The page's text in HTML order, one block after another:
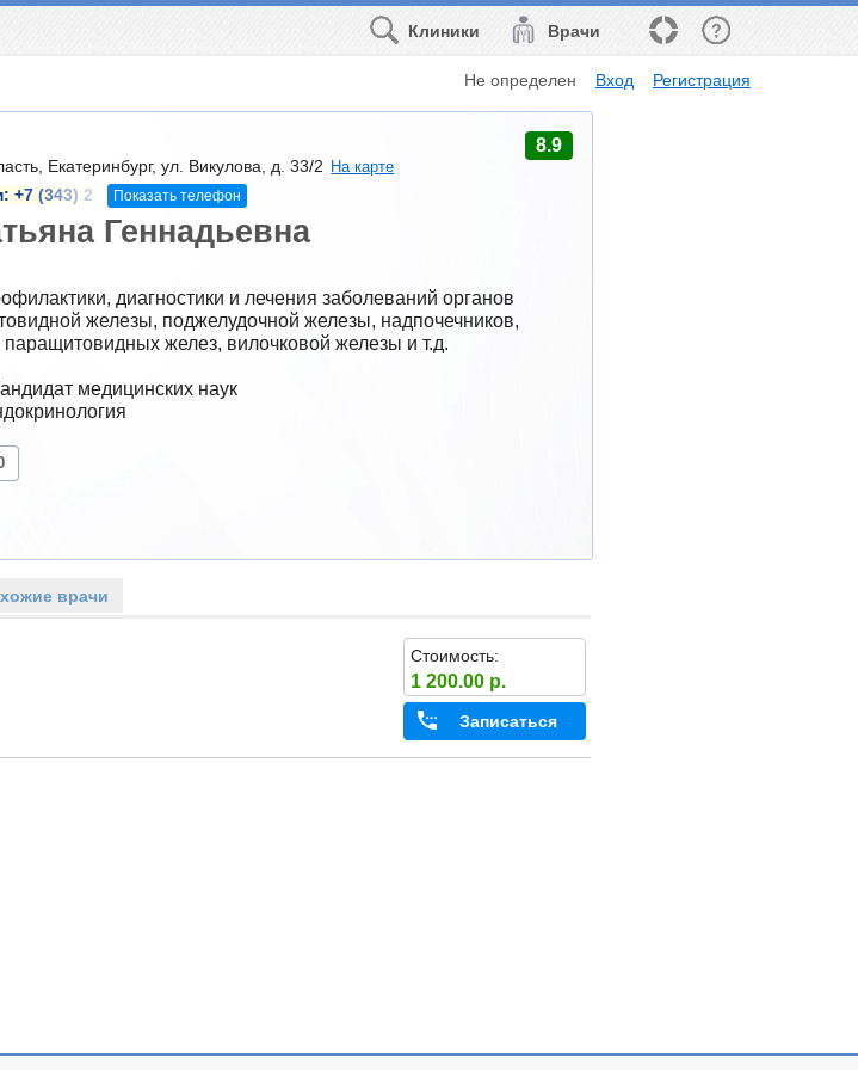
Врачи
Клиники
Не определен Вход Регистрация
Екатеринбург, ул. Викулова, д. 33/2
На карте
+7 (343) 2 Показать телефон
8.9
Геннадьевна
диагностики и лечения заболеваний органов
железы, поджелудочной железы, надпочечников,
желез, вилочковой железы и т.д.
медицинских наук
врачи
Стоимость:
1 200.00 р.
Записаться